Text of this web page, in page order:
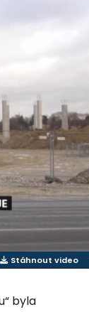
Stáhnout video
byla